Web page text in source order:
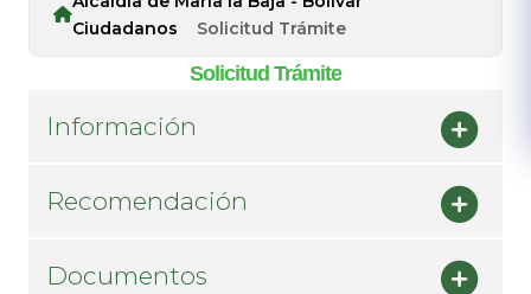
Ciudadanos
Solicitud Trámite
Solicitud Trámite
Información
Recomendación
Documentos